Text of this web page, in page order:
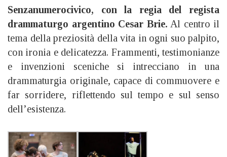
Senzanumerocivico, con la regia del regista
drammaturgo argentino Cesar Brie. Al centro il
tema della preziosità della vita in ogni suo palpito,
con ironia e delicatezza. Frammenti, testimonianze
e invenzioni sceniche si intrecciano in una
drammaturgia originale, capace di commuovere e
far sorridere, riflettendo sul tempo e sul senso
dell’esistenza.